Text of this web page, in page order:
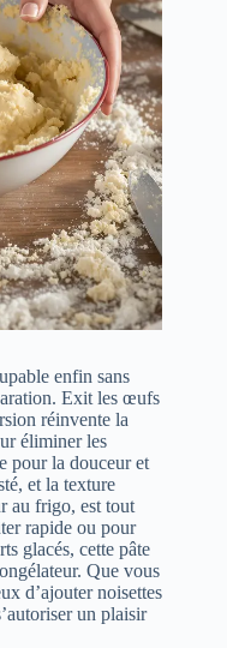
enfin sans
Exit les œufs
réinvente la
éliminer les
pour la douceur et
et la texture
au frigo, est tout
rapide ou pour
glacés, cette pâte
Que vous
d’ajouter noisettes
un plaisir